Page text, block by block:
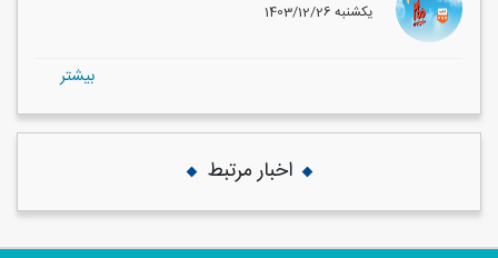
1403/12/26 یکشنبه
بيشتر
اخبار مرتبط